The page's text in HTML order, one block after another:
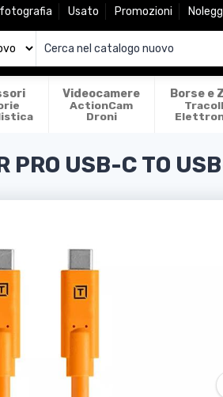
fotografia Usato Promozioni
Videocamere
ActionCam
Droni
Borse e
PRO USB-C TO